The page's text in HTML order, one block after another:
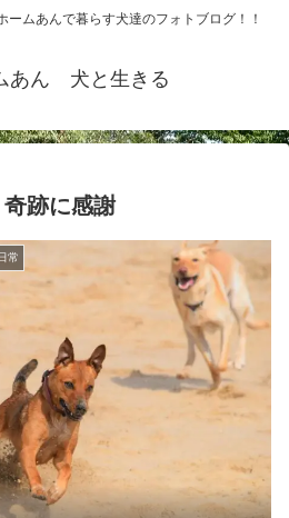
ムあんで暮らす犬達のフォトブログ！！
あん 犬と生きる
跡に感謝
常